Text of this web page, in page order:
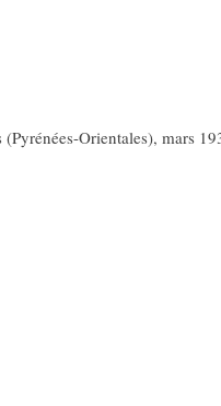
Orientales), mars